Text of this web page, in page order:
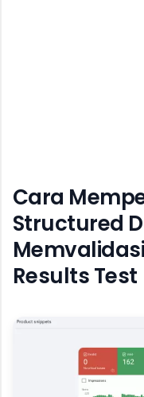
Cara
Structured
Results Test